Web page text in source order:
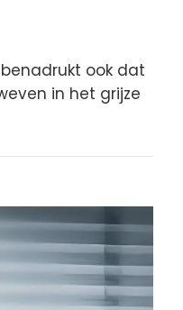
ook dat
in het grijze